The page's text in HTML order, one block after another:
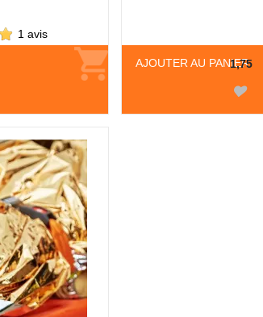
1 avis
AJOUTER AU PANIER
1,75